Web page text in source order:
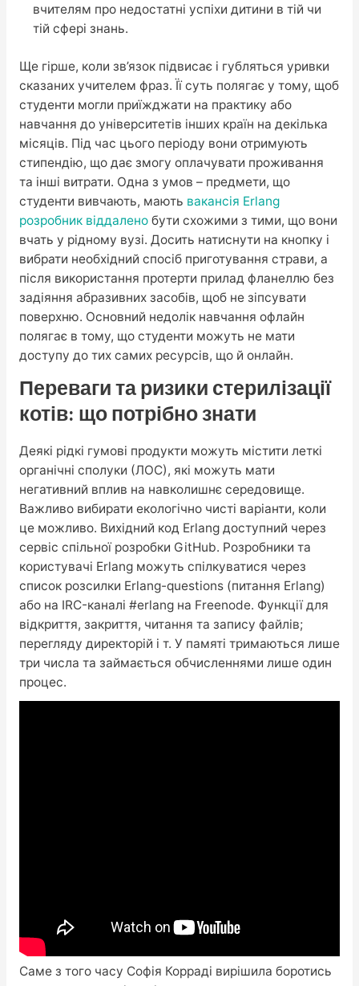
вчителям про недостатні успіхи дитини в тій чи
тій сфері знань.
Ще гірше, коли зв’язок підвисає і губляться уривки
сказаних учителем фраз. Її суть полягає у тому, щоб
студенти могли приїжджати на практику або
навчання до університетів інших країн на декілька
місяців. Під час цього періоду вони отримують
стипендію, що дає змогу оплачувати проживання
та інші витрати. Одна з умов – предмети, що
студенти вивчають, мають вакансія Erlang
розробник віддаленобути схожими з тими, що вони
вчать у рідному вузі. Досить натиснути на кнопку і
вибрати необхідний спосіб приготування страви, а
після використання протерти прилад фланеллю без
задіяння абразивних засобів, щоб не зіпсувати
поверхню. Основний недолік навчання офлайн
полягає в тому, що студенти можуть не мати
доступу до тих самих ресурсів, що й онлайн.
Переваги та ризики стерилізації
котів: що потрібно знати
Деякі рідкі гумові продукти можуть містити леткі
органічні сполуки (ЛОС), які можуть мати
негативний вплив на навколишнє середовище.
Важливо вибирати екологічно чисті варіанти, коли
це можливо. Вихідний код Erlang доступний через
сервіс спільної розробки GitHub. Розробники та
користувачі Erlang можуть спілкуватися через
список розсилки Erlang-questions (питання Erlang)
або на IRC-каналі #erlang на Freenode. Функції для
відкриття, закриття, читання та запису файлів;
перегляду директорій і т. У памяті тримаються лише
три числа та займається обчисленнями лише один
процес.
Саме з того часу Софія Корраді вирішила боротись